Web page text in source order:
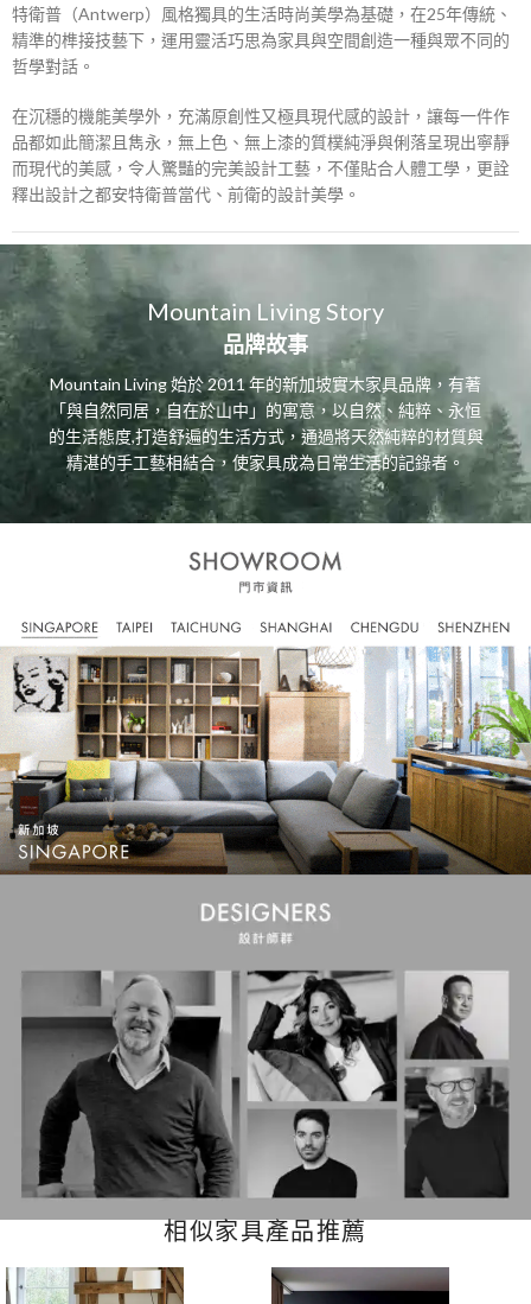
特衛普（Antwerp）風格獨具的生活時尚美學為基礎，在25年傳統、
精準的榫接技藝下，運用靈活巧思為家具與空間創造一種與眾不同的
哲學對話。
在沉穩的機能美學外，充滿原創性又極具現代感的設計，讓每一件作
品都如此簡潔且雋永，無上色、無上漆的質樸純淨與俐落呈現出寧靜
而現代的美感，令人驚豔的完美設計工藝，不僅貼合人體工學，更詮
釋出設計之都安特衛普當代、前衛的設計美學。
Mountain Living Story
品牌故事
Mountain Living 始於 2011 年的新加坡實木家具品牌，有著
「與自然同居，自在於山中」的寓意，以自然、純粹、永恒
的生活態度,打造舒遍的生活方式，通過將天然純粹的材質與
精湛的手工藝相結合，使家具成為日常生活的記錄者。
相似家具產品推薦